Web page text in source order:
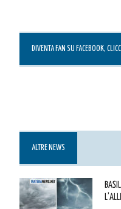
DIVENTA FAN SU FACEBOOK,
ALTRE NEWS